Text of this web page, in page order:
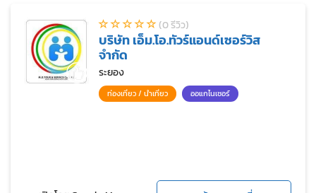
(0 รีวิว)
บริษัท เอ็ม.โอ.ทัวร์แอนด์เซอร์วิส
จำกัด
ระยอง
ท่องเที่ยว / นำเที่ยว ออแกไนเซอร์